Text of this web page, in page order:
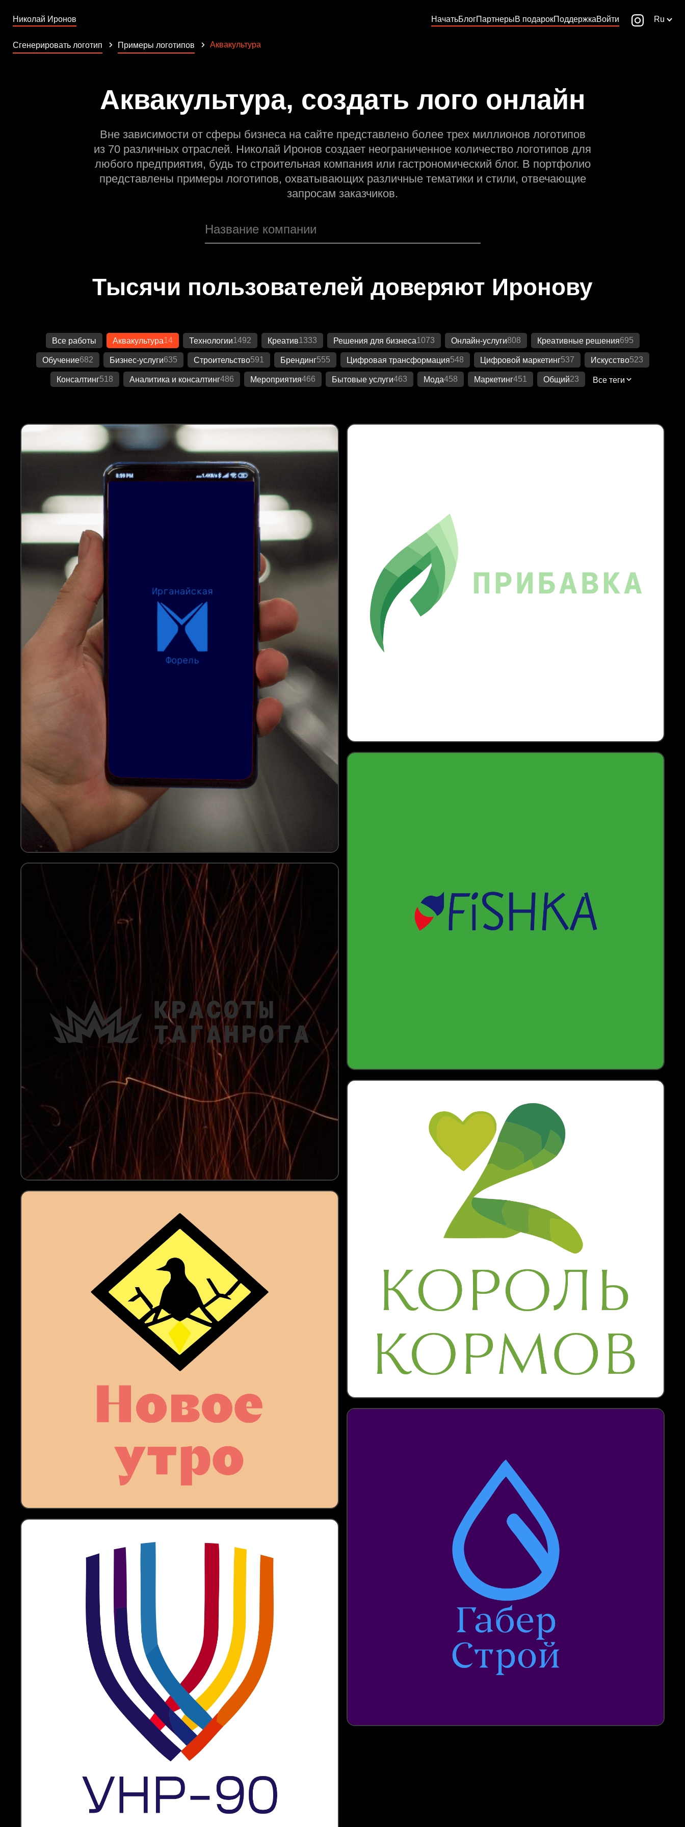
Николай Иронов НачатьБлогПартнерыВ подарокПоддержкаВойти Ru
Сгенерировать логотип Примеры логотипов Аквакультура
Аквакультура, создать лого онлайн
Вне зависимости от сферы бизнеса на сайте представлено более трех миллионов логотипов
из 70 различных отраслей. Николай Иронов создает неограниченное количество логотипов для
любого предприятия, будь то строительная компания или гастрономический блог. В портфолио
представлены примеры логотипов, охватывающих различные тематики и стили, отвечающие
запросам заказчиков.
Тысячи пользователей доверяют Иронову
Все работы Аквакультура14 Технологии1492 Креатив1333 Решения для бизнеса1073 Онлайн-услуги808 Креативные решения695
Обучение682 Бизнес-услуги635 Строительство591 Брендинг555 Цифровая трансформация548 Цифровой маркетинг537 Искусство523
Консалтинг518 Аналитика и консалтинг486 Мероприятия466 Бытовые услуги463 Мода458 Маркетинг451 Общий23 Все теги